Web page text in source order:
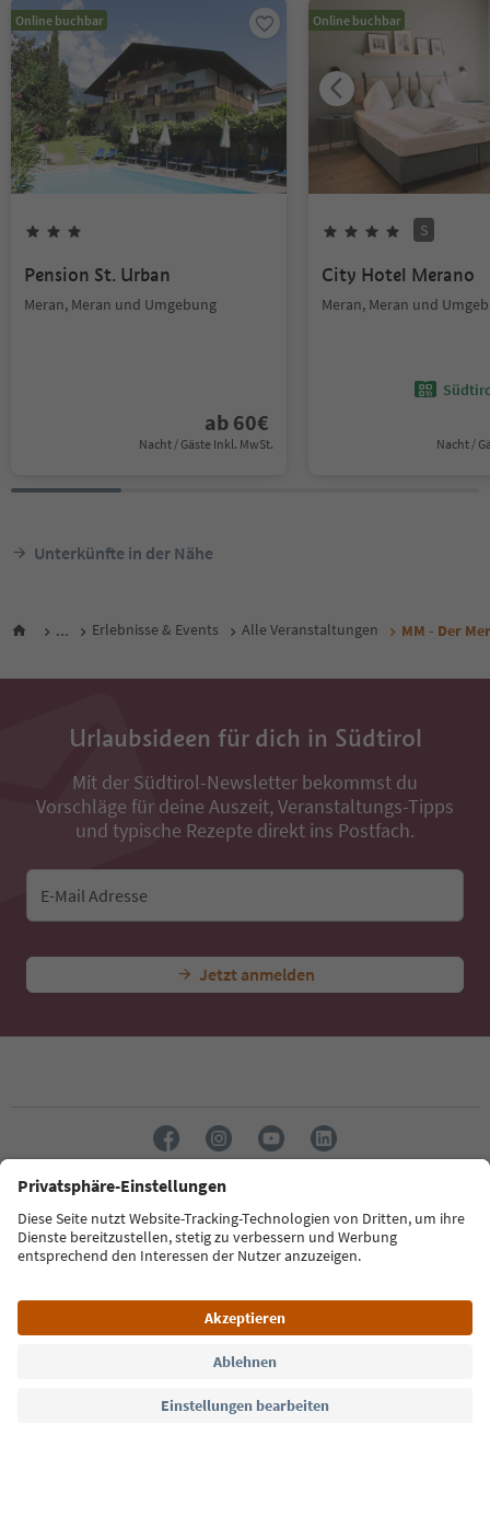
Online buchbar
Pension St. Urban
Meran, Meran und Umgebung
ab 60€
Nacht / Gäste Inkl. MwSt.
Online buchbar
S
City Hotel Merano
Meran, Meran und
Nacht /
Unterkünfte in der Nähe
... Erlebnisse & Events Alle Veranstaltungen MM - Der
Urlaubsideen für dich in Südtirol
Mit der Südtirol-Newsletter bekommst du
Vorschläge für deine Auszeit, Veranstaltungs-Tipps
und typische Rezepte direkt ins Postfach.
E-Mail Adresse
Jetzt anmelden